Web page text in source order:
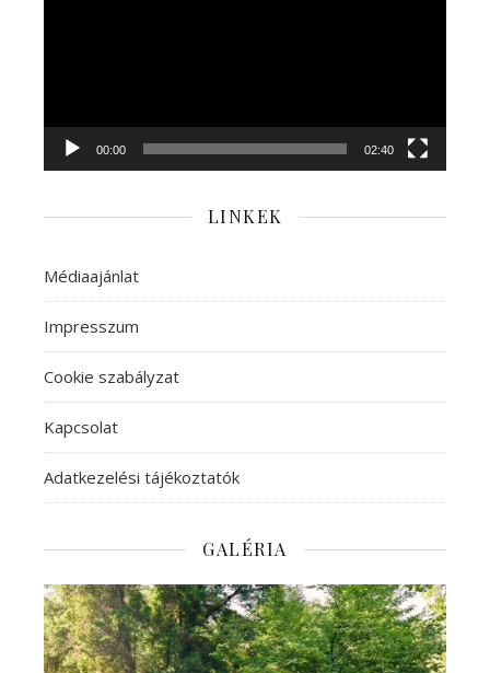
00:00 02:40
LINKEK
Médiaajánlat
Impresszum
Cookie szabályzat
Kapcsolat
Adatkezelési tájékoztatók
GALÉRIA